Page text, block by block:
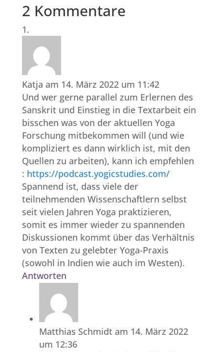
2 Kommentare
Katja am 14. März 2022 um 11:42
Und wer gerne parallel zum Erlernen des
Sanskrit und Einstieg in die Textarbeit ein
bisschen was von der aktuellen Yoga
Forschung mitbekommen will (und wie
kompliziert es dann wirklich ist, mit den
Quellen zu arbeiten), kann ich empfehlen
: https://podcast.yogicstudies.com/
Spannend ist, dass viele der
teilnehmenden Wissenschaftlern selbst
seit vielen Jahren Yoga praktizieren,
somit es immer wieder zu spannenden
Diskussionen kommt über das Verhältnis
von Texten zu gelebter Yoga-Praxis
(sowohl in Indien wie auch im Westen).
Antworten
Matthias Schmidt am 14. März 2022
um 12:36